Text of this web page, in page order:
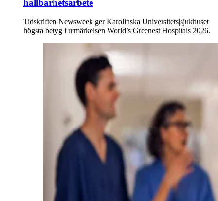
hållbarhetsarbete
Tidskriften Newsweek ger Karolinska Universitets|sjukhuset
högsta betyg i utmärkelsen World’s Greenest Hospitals 2026.